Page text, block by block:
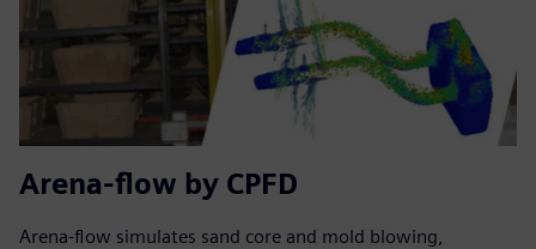
Arena-flow by CPFD
Arena-flow simulates sand core and mold blowing,